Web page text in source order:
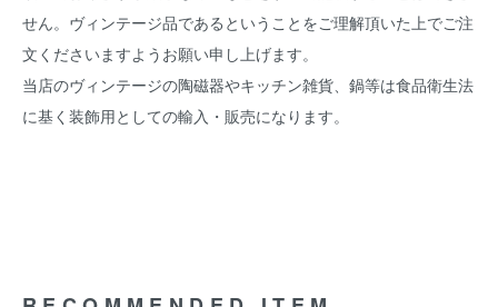
せん。ヴィンテージ品であるということをご理解頂いた上でご注
文くださいますようお願い申し上げます。
当店のヴィンテージの陶磁器やキッチン雑貨、鍋等は食品衛生法
に基く装飾用としての輸入・販売になります。